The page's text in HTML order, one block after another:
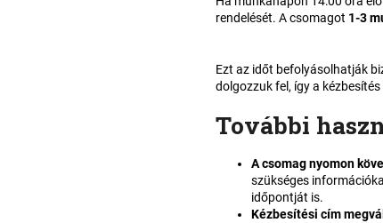
rendelését. A csomagot 1-3
Ezt az időt befolyásolhatják
dolgozzuk fel, így a
További
A csomag nyomon
szükséges
időpontját is.
Kézbesítési cím